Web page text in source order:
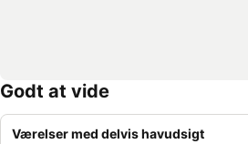
Godt at vide
Værelser med delvis havudsigt